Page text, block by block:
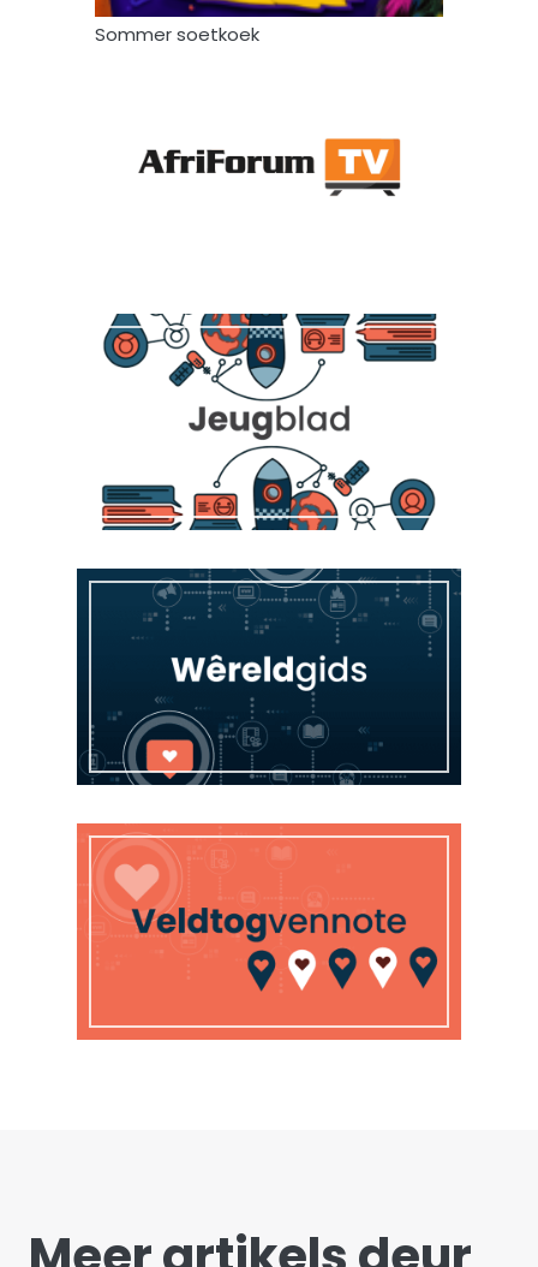
Sommer soetkoek